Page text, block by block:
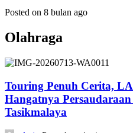
Posted on 8 bulan ago
Olahraga
Touring Penuh Cerita,
Hangatnya
Tasikmalaya